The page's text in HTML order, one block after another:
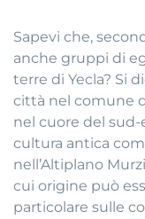
Sapevi che,
anche gruppi di
terre di Yecla? Si
città nel comune
nel cuore del sud-
cultura antica
nell’Altiplano
cui origine può
particolare sulle